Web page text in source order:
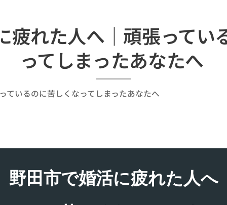
疲れた人へ｜頑張ってい
ってしまったあなたへ
ているのに苦しくなってしまったあなたへ
野田市で婚活に疲れた人へ